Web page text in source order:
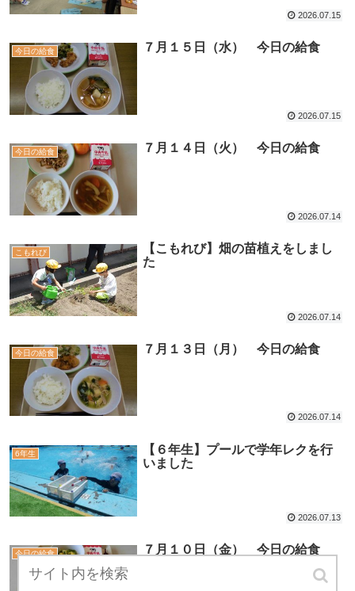
2026.07.15
今日の給食 ７月１５日（水） 今日の給食
2026.07.15
今日の給食 ７月１４日（火） 今日の給食
2026.07.14
こもれび
【こもれび】畑の苗植えをしまし
た
2026.07.14
今日の給食 ７月１３日（月） 今日の給食
2026.07.14
6年生
【６年生】プールで学年レクを行
いました
2026.07.13
今日の給食 ７月１０日（金） 今日の給食